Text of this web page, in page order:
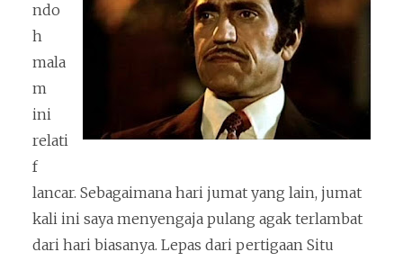
ndo
h
mala
m
ini
relati
f
lancar. Sebagaimana hari jumat yang lain, jumat
kali ini saya menyengaja pulang agak terlambat
dari hari biasanya. Lepas dari pertigaan Situ